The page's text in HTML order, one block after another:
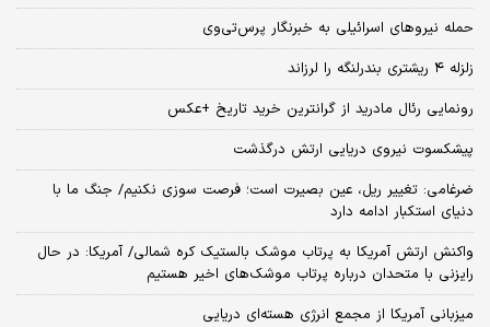
حمله نیروهای اسرائیلی به خبرنگار پرس‌تی‌وی
زلزله ۴ ریشتری بندرلنگه را لرزاند
رونمایی رئال مادرید از گرانترین خرید تاریخ +عکس
پیشکسوت نیروی دریایی ارتش درگذشت
ضرغامی: تغییر ریل، عین بصیرت است؛ فرصت سوزی نکنیم/ جنگ ما با
دنیای استکبار ادامه دارد
واکنش ارتش آمریکا به پرتاب موشک بالستیک کره شمالی/ آمریکا: در حال
رایزنی با متحدان درباره پرتاب موشک‌های اخیر هستیم
میزبانی آمریکا از مجمع انرژی هسته‌ای دریایی